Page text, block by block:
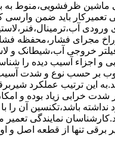
ماشین ظرفشویی،منوط به
باید ضمن وارسی
ورودی
مجرای فشار،محفظه
خروجی آب،شیطانک و
و اجزاء آسیب دیده را
بر حسب نوع و شدت آسیب
این ترتیب عملکرد
شدت خرابی زیاد بوده و
باشد،تکنسین آن را
نمایندگی
برقی تنها از قطعه اصل و